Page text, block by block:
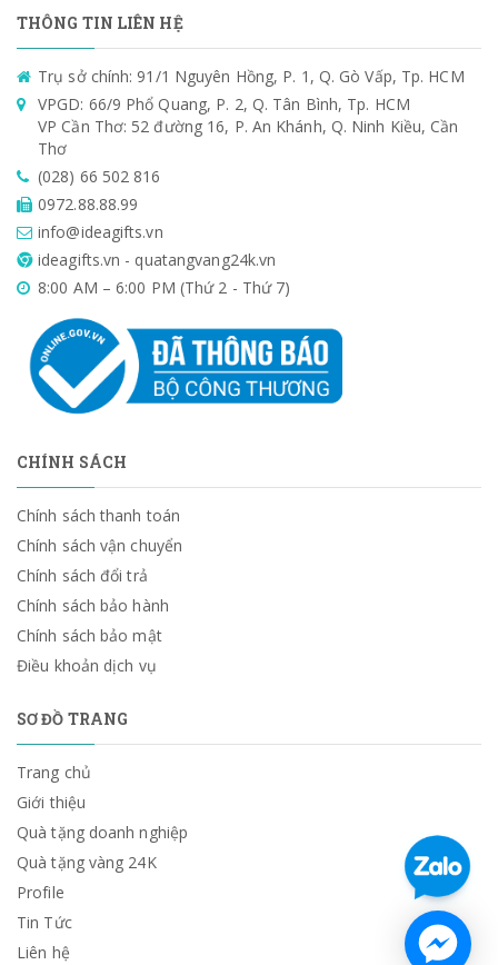
THÔNG TIN LIÊN HỆ
Trụ sở chính: 91/1 Nguyên Hồng, P. 1, Q. Gò Vấp, Tp. HCM
VPGD: 66/9 Phổ Quang, P. 2, Q. Tân Bình, Tp. HCM
VP Cần Thơ: 52 đường 16, P. An Khánh, Q. Ninh Kiều, Cần
Thơ
(028) 66 502 816
0972.88.88.99
info@ideagifts.vn
ideagifts.vn - quatangvang24k.vn
8:00 AM – 6:00 PM (Thứ 2 - Thứ 7)
CHÍNH SÁCH
Chính sách thanh toán
Chính sách vận chuyển
Chính sách đổi trả
Chính sách bảo hành
Chính sách bảo mật
Điều khoản dịch vụ
SƠ ĐỒ TRANG
Trang chủ
Giới thiệu
Quà tặng doanh nghiệp
Quà tặng vàng 24K
Profile
Tin Tức
Liên hệ